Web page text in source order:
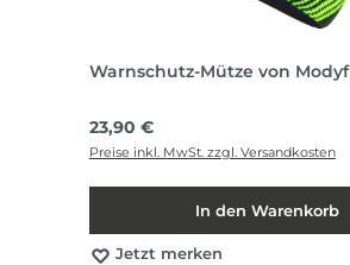
Warnschutz-Mütze von Modyf
Regulärer Preis:
23,90 €
Preise inkl. MwSt. zzgl. Versandkosten
In den Warenkorb
Jetzt merken